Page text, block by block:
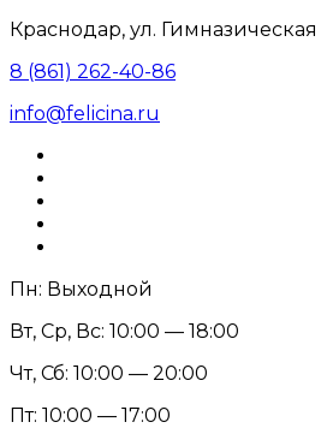
Краснодар, ул. Гимназическая
8 (861) 262-40-86
info@felicina.ru
Пн: Выходной
Вт, Ср, Вс: 10:00 — 18:00
Чт, Сб: 10:00 — 20:00
Пт: 10:00 — 17:00